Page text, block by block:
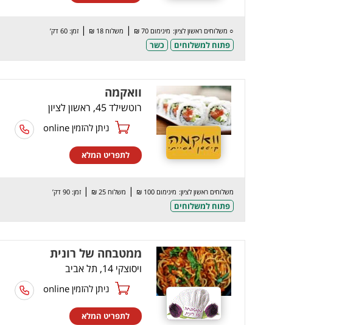
○ משלוחים ראשון לציון: מינימום 70 ₪ | משלוח 18 ₪ | זמן: 60 דק’
פתוח למשלוחים כשר
וואקמה
רוטשילד 45, ראשון לציון
ניתן להזמין online
לתפריט המלא
משלוחים ראשון לציון: מינימום 100 ₪ | משלוח 25 ₪ | זמן: 90 דק’
פתוח למשלוחים
ממטבחה של רונית
ויסוצקי 14, תל אביב
ניתן להזמין online
לתפריט המלא